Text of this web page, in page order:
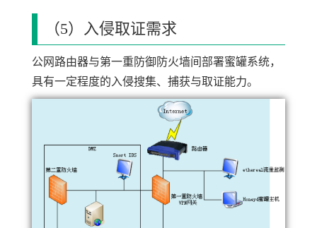
（5）入侵取证需求
公网路由器与第一重防御防火墙间部署蜜罐系统，
具有一定程度的入侵搜集、捕获与取证能力。